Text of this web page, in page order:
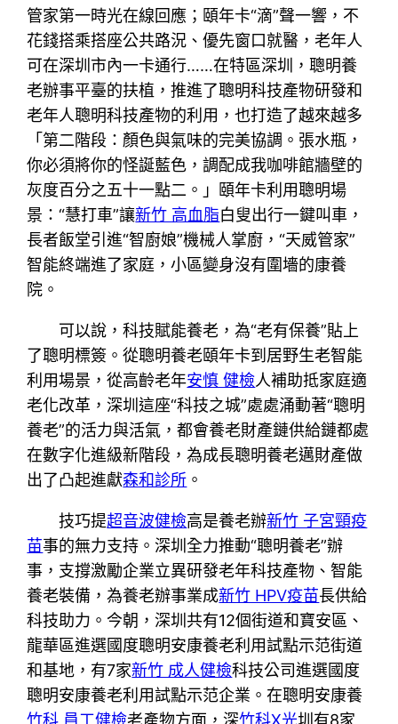
管家第一時光在線回應；頤年卡“滴”聲一響，不
花錢搭乘搭座公共路況、優先窗口就醫，老年人
可在深圳市內一卡通行……在特區深圳，聰明養
老辦事平臺的扶植，推進了聰明科技產物研發和
老年人聰明科技產物的利用，也打造了越來越多
「第二階段：顏色與氣味的完美協調。張水瓶，
你必須將你的怪誕藍色，調配成我咖啡館牆壁的
灰度百分之五十一點二。」頤年卡利用聰明場
景：“慧打車”讓新竹 高血脂白叟出行一鍵叫車，
長者飯堂引進“智廚娘”機械人掌廚，“天威管家”
智能終端進了家庭，小區變身沒有圍墻的康養
院。
可以說，科技賦能養老，為“老有保養”貼上
了聰明標簽。從聰明養老頤年卡到居野生老智能
利用場景，從高齡老年安慎 健檢人補助抵家庭適
老化改革，深圳這座“科技之城”處處涌動著“聰明
養老”的活力與活氣，都會養老財產鏈供給鏈都處
在數字化進級新階段，為成長聰明養老邁財產做
出了凸起進獻森和診所 。
技巧提超音波健檢高是養老辦新竹 子宮頸疫
苗事的無力支持。深圳全力推動“聰明養老”辦
事，支撐激勵企業立異研發老年科技產物、智能
養老裝備，為養老辦事業成新竹 HPV疫苗長供給
科技助力。今朝，深圳共有12個街道和寶安區、
龍華區進選國度聰明安康養老利用試點示范街道
和基地，有7家新竹 成人健檢科技公司進選國度
聰明安康養老利用試點示范企業。在聰明安康養
竹科 員工健檢老產物方面，深竹科X光圳有8家